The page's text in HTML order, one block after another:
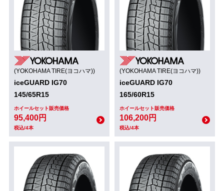
(YOKOHAMA TIRE(ヨコハマ))
iceGUARD IG70
145/65R15
ホイールセット販売価格
95,400円
税込/4本
(YOKOHAMA TIRE(ヨコハマ))
iceGUARD IG70
165/60R15
ホイールセット販売価格
106,200円
税込/4本